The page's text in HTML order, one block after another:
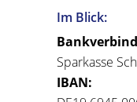
Im Blick:
Sparkasse
IBAN: